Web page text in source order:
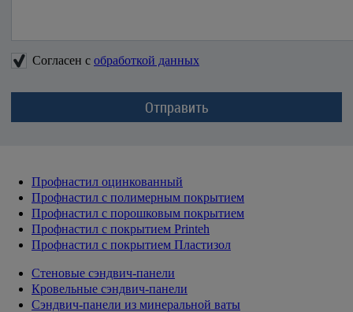
Согласен с обработкой данных
Профнастил оцинкованный
Профнастил с полимерным покрытием
Профнастил с порошковым покрытием
Профнастил с покрытием Printeh
Профнастил с покрытием Пластизол
Стеновые сэндвич-панели
Кровельные сэндвич-панели
Сэндвич-панели из минеральной ваты